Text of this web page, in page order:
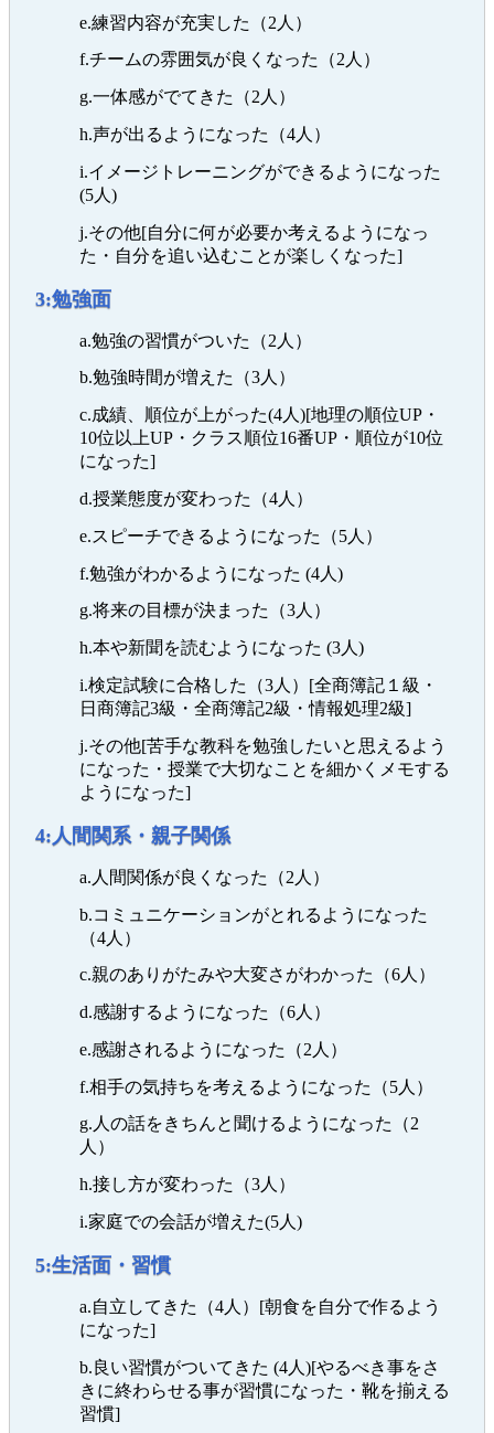
e.練習内容が充実した（2人）
f.チームの雰囲気が良くなった（2人）
g.一体感がでてきた（2人）
h.声が出るようになった（4人）
i.イメージトレーニングができるようになった
(5人)
j.その他[自分に何が必要か考えるようになっ
た・自分を追い込むことが楽しくなった]
3:勉強面
a.勉強の習慣がついた（2人）
b.勉強時間が増えた（3人）
c.成績、順位が上がった(4人)[地理の順位UP・
10位以上UP・クラス順位16番UP・順位が10位
になった]
d.授業態度が変わった（4人）
e.スピーチできるようになった（5人）
f.勉強がわかるようになった (4人)
g.将来の目標が決まった（3人）
h.本や新聞を読むようになった (3人)
i.検定試験に合格した（3人）[全商簿記１級・
日商簿記3級・全商簿記2級・情報処理2級]
j.その他[苦手な教科を勉強したいと思えるよう
になった・授業で大切なことを細かくメモする
ようになった]
4:人間関系・親子関係
a.人間関係が良くなった（2人）
b.コミュニケーションがとれるようになった
（4人）
c.親のありがたみや大変さがわかった（6人）
d.感謝するようになった（6人）
e.感謝されるようになった（2人）
f.相手の気持ちを考えるようになった（5人）
g.人の話をきちんと聞けるようになった（2
人）
h.接し方が変わった（3人）
i.家庭での会話が増えた(5人)
5:生活面・習慣
a.自立してきた（4人）[朝食を自分で作るよう
になった]
b.良い習慣がついてきた (4人)[やるべき事をさ
きに終わらせる事が習慣になった・靴を揃える
習慣]